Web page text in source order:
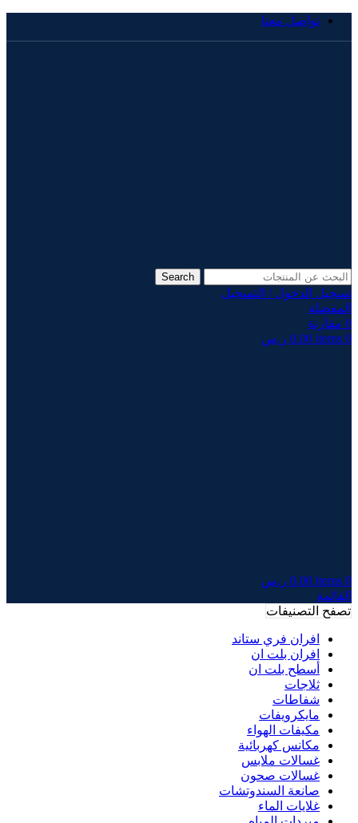
تواصل معنا
Search
تسجيل الدخول / التسجيل
المفضلة
0 مقارنة
0
items
0.00 ر.س
0
items
0.00 ر.س
القائمة
تصفح التصنيفات
افران فري ستاند
افران بلت ان
أسطح بلت ان
ثلاجات
شفاطات
مايكرويفات
مكيفات الهواء
مكانس كهربائية
غسالات ملابس
غسالات صحون
صانعة السندوتشات
غلايات الماء